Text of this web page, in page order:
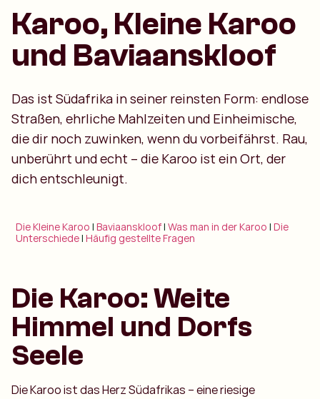
Karoo, Kleine Karoo
und Baviaanskloof
Das ist Südafrika in seiner reinsten Form: endlose
Straßen, ehrliche Mahlzeiten und Einheimische,
die dir noch zuwinken, wenn du vorbeifährst. Rau,
unberührt und echt – die Karoo ist ein Ort, der
dich entschleunigt.
Die Kleine Karoo |Baviaanskloof|Was man in der Karoo |Die
Unterschiede|Häufig gestellte Fragen
Die Karoo: Weite
Himmel und Dorfs
Seele
Die Karoo ist das Herz Südafrikas – eine riesige